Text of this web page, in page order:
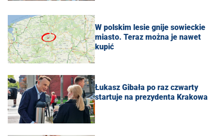
W polskim lesie gnije sowieckie
miasto. Teraz można je nawet
kupić
Łukasz Gibała po raz czwarty
startuje na prezydenta Krakowa